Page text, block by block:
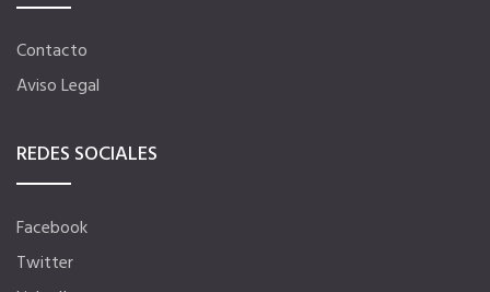
Contacto
Aviso Legal
REDES SOCIALES
Facebook
Twitter